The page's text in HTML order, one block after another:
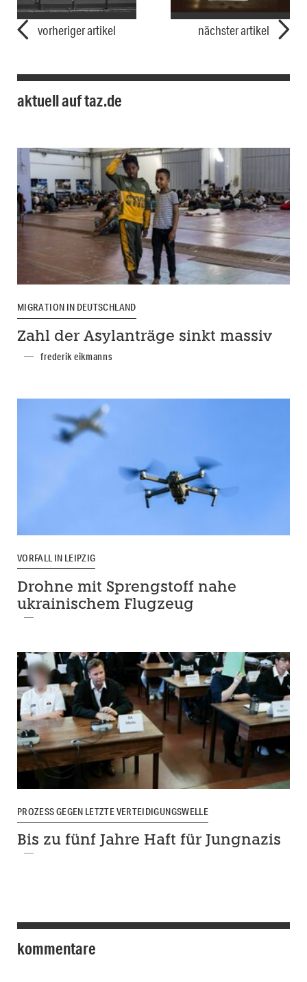
vorheriger artikel nächster artikel
aktuell auf taz.de
MIGRATION IN DEUTSCHLAND
Zahl der Asylanträge sinkt massiv
frederik eikmanns
VORFALL IN LEIPZIG
Drohne mit Sprengstoff nahe
ukrainischem Flugzeug
PROZESS GEGEN LETZTE VERTEIDIGUNGSWELLE
Bis zu fünf Jahre Haft für Jungnazis
kommentare